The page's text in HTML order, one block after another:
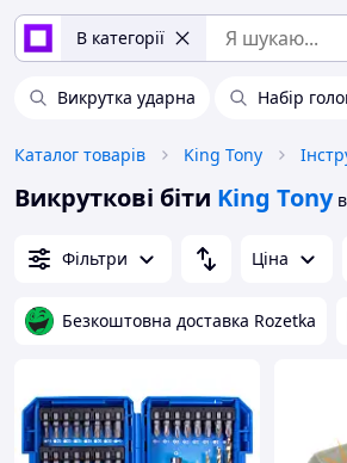
В категорії
Викрутка ударна Набір
Каталог товарів King Tony
Викруткові біти King Tony
Фільтри Ціна
Безкоштовна доставка Rozetka